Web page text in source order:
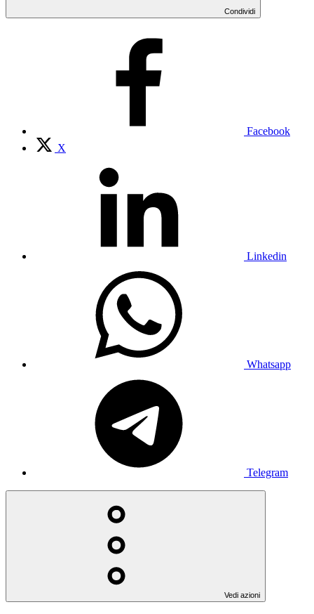
Condividi
Facebook
X
Linkedin
Whatsapp
Telegram
Vedi azioni